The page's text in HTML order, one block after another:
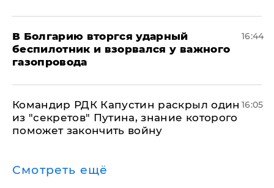
В Болгарию вторгся ударный
беспилотник и взорвался у важного
газопровода
16:44
Командир РДК Капустин раскрыл один
из "секретов" Путина, знание которого
поможет закончить войну
16:05
Смотреть ещё